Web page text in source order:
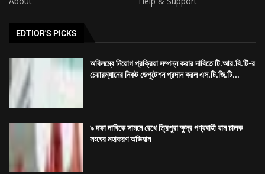
৭৪ তম প্রতিষ্ঠা দিবস উপলক্ষ্যে শিবনগর মর্ডান ক্লাব ও আমরা
তরুণ দলের বৃক্ষ...
LATEST ARTICLES
অবিলম্বে নিয়োগ প্রক্রিয়া সম্পন্ন করার দাবিতে টি.আর.বি.টি-র চেয়ারম্যানের নিকট ডেপুটেশন